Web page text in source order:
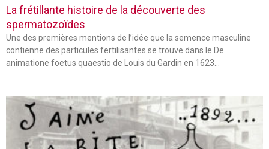
La frétillante histoire de la découverte des
spermatozoïdes
Une des premières mentions de l’idée que la semence masculine
contienne des particules fertilisantes se trouve dans le De
animatione foetus quaestio de Louis du Gardin en 1623…